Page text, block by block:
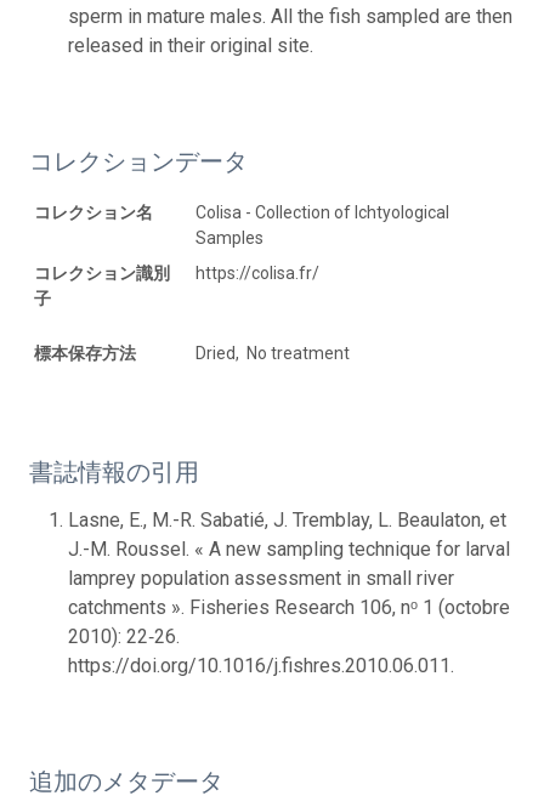
sperm in mature males. All the fish sampled are then
released in their original site.
コレクションデータ
コレクション名
Colisa - Collection of Ichtyological
Samples
コレクション識別
子
https://colisa.fr/
標本保存方法 Dried, No treatment
書誌情報の引用
Lasne, E., M.-R. Sabatié, J. Tremblay, L. Beaulaton, et
J.-M. Roussel. « A new sampling technique for larval
lamprey population assessment in small river
catchments ». Fisheries Research 106, nᵒ 1 (octobre
2010): 22‑26.
https://doi.org/10.1016/j.fishres.2010.06.011.
追加のメタデータ